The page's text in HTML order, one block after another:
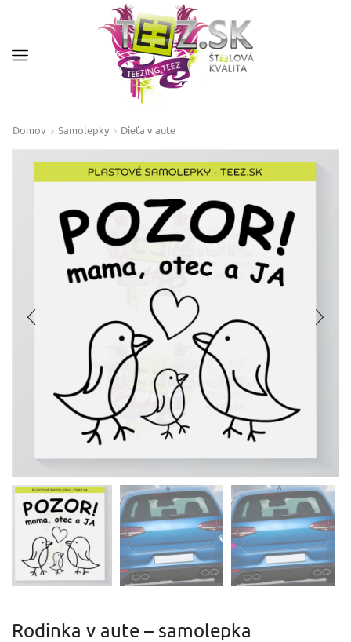
Domov Samolepky Dieťa v aute
Rodinka v aute – samolepka